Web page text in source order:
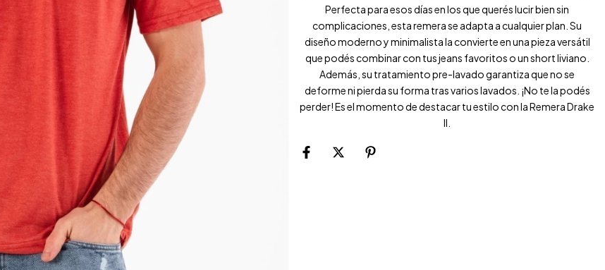
Perfecta para esos días en los que querés lucir bien sin
complicaciones, esta remera se adapta a cualquier plan. Su
diseño moderno y minimalista la convierte en una pieza versátil
que podés combinar con tus jeans favoritos o un short liviano.
Además, su tratamiento pre-lavado garantiza que no se
deforme ni pierda su forma tras varios lavados. ¡No te la podés
perder! Es el momento de destacar tu estilo con la Remera Drake
II.